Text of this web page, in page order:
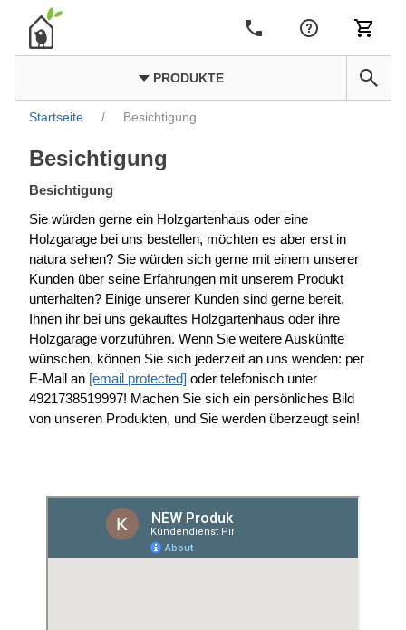
PRODUKTE
Startseite / Besichtigung
Besichtigung
Besichtigung
Sie würden gerne ein Holzgartenhaus oder eine
Holzgarage bei uns bestellen, möchten es aber erst in
natura sehen? Sie würden sich gerne mit einem unserer
Kunden über seine Erfahrungen mit unserem Produkt
unterhalten? Einige unserer Kunden sind gerne bereit,
Ihnen ihr bei uns gekauftes Holzgartenhaus oder ihre
Holzgarage vorzuführen. Wenn Sie weitere Auskünfte
wünschen, können Sie sich jederzeit an uns wenden: per
E-Mail an [email protected] oder telefonisch unter
4921738519997! Machen Sie sich ein persönliches Bild
von unseren Produkten, und Sie werden überzeugt sein!